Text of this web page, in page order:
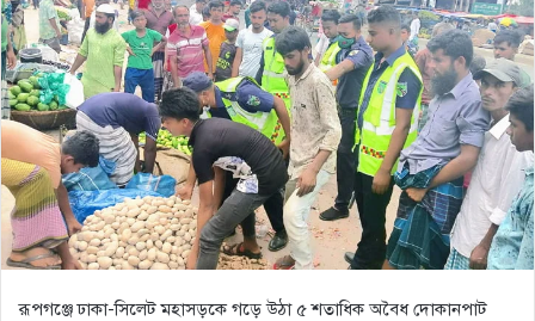
রূপগঞ্জে ঢাকা-সিলেট মহাসড়কে গড়ে উঠা ৫ শতাধিক অবৈধ দোকানপাট